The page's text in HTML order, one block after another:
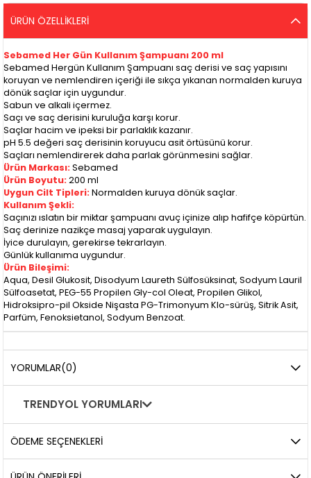
ÜRÜN ÖZELLIKLERI
Sebamed Her Gün Kullanım Şampuanı 200 ml
Sebamed Hergün Kullanım Şampuanı saç derisi ve saç yapısını
koruyan ve nemlendiren içeriği ile sıkça yıkanan normalden kuruya
dönük saçlar için uygundur.
Sabun ve alkali içermez.
Saçı ve saç derisini kuruluğa karşı korur.
Saçlar hacim ve ipeksi bir parlaklık kazanır.
pH 5.5 değeri saç derisinin koruyucu asit örtüsünü korur.
Saçları nemlendirerek daha parlak görünmesini sağlar.
Ürün Markası: Sebamed
Ürün Boyutu: 200 ml
Uygun Cilt Tipleri: Normalden kuruya dönük saçlar.
Kullanım Şekli:
Saçınızı ıslatın bir miktar şampuanı avuç içinize alıp hafifçe köpürtün.
Saç derinize nazikçe masaj yaparak uygulayın.
İyice durulayın, gerekirse tekrarlayın.
Günlük kullanıma uygundur.
Ürün Bileşimi:
Aqua, Desil Glukosit, Disodyum Laureth Sülfosüksinat, Sodyum Lauril
Sülfoasetat, PEG-55 Propilen Gly-col Oleat, Propilen Glikol,
Hidroksipro-pil Okside Nişasta PG-Trimonyum Klo-sürüş, Sitrik Asit,
Parfüm, Fenoksietanol, Sodyum Benzoat.
YORUMLAR(0)
TRENDYOL YORUMLARI
ÖDEME SEÇENEKLERI